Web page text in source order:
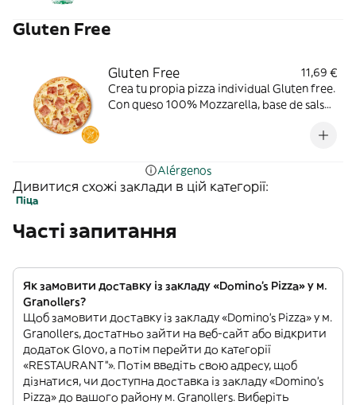
Gluten Free
Gluten Free
11,69 €
Crea tu propia pizza individual Gluten free.
Con queso 100% Mozzarella, base de salsa
Alérgenos
Дивитися схожі заклади в цій категорії:
Піца
Часті запитання
Як замовити доставку із закладу «Domino's Pizza» у м.
Granollers?
Щоб замовити доставку із закладу «Domino's Pizza» у м.
Granollers, достатньо зайти на веб-сайт або відкрити
додаток Glovo, а потім перейти до категорії
«RESTAURANT”». Потім введіть свою адресу, щоб
дізнатися, чи доступна доставка із закладу «Domino's
Pizza» до вашого району м. Granollers. Виберіть